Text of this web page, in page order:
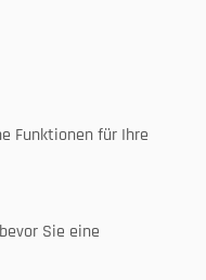
Funktionen für Ihre
Sie eine